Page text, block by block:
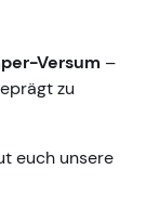
Versum –
zu
euch unsere